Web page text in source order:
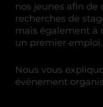
nos jeunes afin de
recherches de
mais également à
un premier emploi.
Nous vous
événement